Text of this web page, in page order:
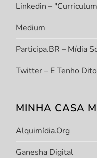
Linkedin –
Medium
Participa.BR – Mídia
Twitter – E Tenho
MINHA CASA
Alquimídia.org
Ganesha Digital